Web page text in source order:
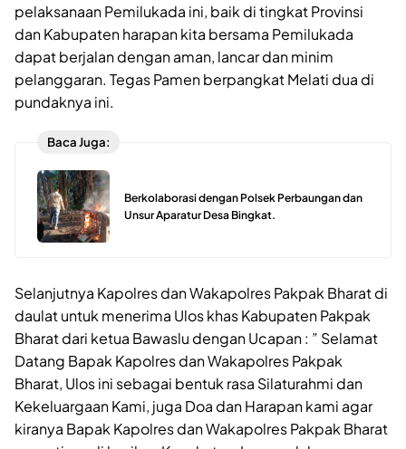
pelaksanaan Pemilukada ini, baik di tingkat Provinsi
dan Kabupaten harapan kita bersama Pemilukada
dapat berjalan dengan aman, lancar dan minim
pelanggaran. Tegas Pamen berpangkat Melati dua di
pundaknya ini.
Baca Juga:
Berkolaborasi dengan Polsek Perbaungan dan
Unsur Aparatur Desa Bingkat.
Selanjutnya Kapolres dan Wakapolres Pakpak Bharat di
daulat untuk menerima Ulos khas Kabupaten Pakpak
Bharat dari ketua Bawaslu dengan Ucapan : ” Selamat
Datang Bapak Kapolres dan Wakapolres Pakpak
Bharat, Ulos ini sebagai bentuk rasa Silaturahmi dan
Kekeluargaan Kami, juga Doa dan Harapan kami agar
kiranya Bapak Kapolres dan Wakapolres Pakpak Bharat